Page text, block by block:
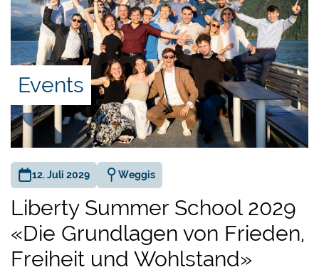
Regeln ist endlich wieder auf den gesunden
Menschenverstand und auf die Urteilsfähigkeit
der Eltern zu setzen. Nur so kann die aktuelle
Krippen-Verhinderungspolitik gestoppt werden.
Events
12. Juli 2029 Weggis
Liberty Summer School 2029
«Die Grundlagen von Frieden,
Freiheit und Wohlstand»